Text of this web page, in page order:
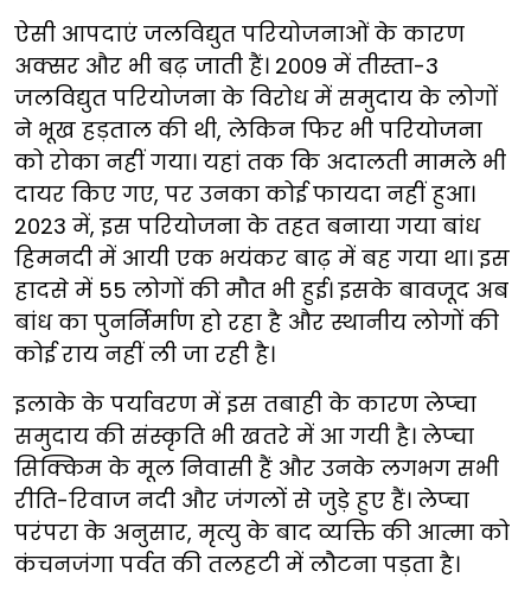
ऐसी आपदाएं जलविद्युत परियोजनाओं के कारण
अक्सर और भी बढ़ जाती हैं। 2009 में तीस्ता-3
जलविद्युत परियोजना के विरोध में समुदाय के लोगों
ने भूख हड़ताल की थी, लेकिन फिर भी परियोजना
को रोका नहीं गया। यहां तक कि अदालती मामले भी
दायर किए गए, पर उनका कोई फायदा नहीं हुआ।
2023 में, इस परियोजना के तहत बनाया गया बांध
हिमनदी में आयी एक भयंकर बाढ़ में बह गया था। इस
हादसे में 55 लोगों की मौत भी हुई। इसके बावजूद अब
बांध का पुनर्निर्माण हो रहा है और स्थानीय लोगों की
कोई राय नहीं ली जा रही है।
इलाके के पर्यावरण में इस तबाही के कारण लेप्चा
समुदाय की संस्कृति भी खतरे में आ गयी है। लेप्चा
सिक्किम के मूल निवासी हैं और उनके लगभग सभी
रीति-रिवाज नदी और जंगलों से जुड़े हुए हैं। लेप्चा
परंपरा के अनुसार, मृत्यु के बाद व्यक्ति की आत्मा को
कंचनजंगा पर्वत की तलहटी में लौटना पड़ता है।